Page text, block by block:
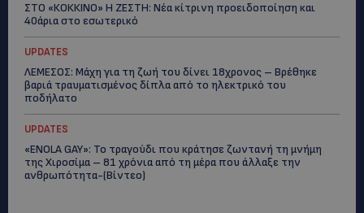
ΣΤΟ «ΚΟΚΚΙΝΟ» Η ΖΕΣΤΗ: Νέα κίτρινη προειδοποίηση και
40άρια στο εσωτερικό
UPDATES
ΛΕΜΕΣΟΣ: Μάχη για τη ζωή του δίνει 18χρονος – Βρέθηκε
βαριά τραυματισμένος δίπλα από το ηλεκτρικό του
ποδήλατο
UPDATES
«ENOLA GAY»: Το τραγούδι που κράτησε ζωντανή τη μνήμη
της Χιροσίμα – 81 χρόνια από τη μέρα που άλλαξε την
ανθρωπότητα-(Bίντεο)